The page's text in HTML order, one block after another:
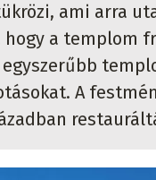
ami arra
hogy a templom
A